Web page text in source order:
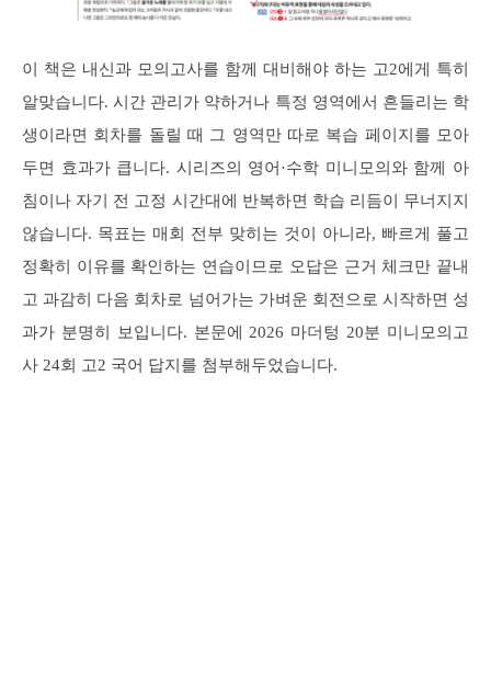
이 책은 내신과 모의고사를 함께 대비해야 하는 고2에게 특히
알맞습니다. 시간 관리가 약하거나 특정 영역에서 흔들리는 학
생이라면 회차를 돌릴 때 그 영역만 따로 복습 페이지를 모아
두면 효과가 큽니다. 시리즈의 영어·수학 미니모의와 함께 아
침이나 자기 전 고정 시간대에 반복하면 학습 리듬이 무너지지
않습니다. 목표는 매회 전부 맞히는 것이 아니라, 빠르게 풀고
정확히 이유를 확인하는 연습이므로 오답은 근거 체크만 끝내
고 과감히 다음 회차로 넘어가는 가벼운 회전으로 시작하면 성
과가 분명히 보입니다. 본문에 2026 마더텅 20분 미니모의고
사 24회 고2 국어 답지를 첨부해두었습니다.